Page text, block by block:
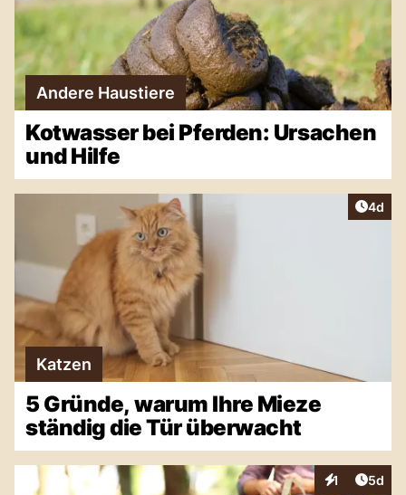
Andere Haustiere
Kotwasser bei Pferden: Ursachen
und Hilfe
4d
Katzen
5 Gründe, warum Ihre Mieze
ständig die Tür überwacht
1
Interaktionen
5d